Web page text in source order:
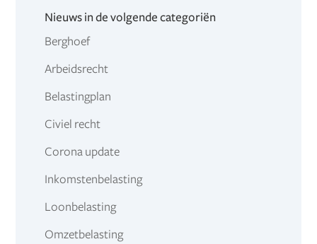
Nieuws in de volgende categoriën
Berghoef
Arbeidsrecht
Belastingplan
Civiel recht
Corona update
Inkomstenbelasting
Loonbelasting
Omzetbelasting